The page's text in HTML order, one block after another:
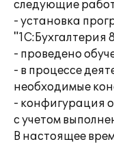
следующие
- установка
"1С:Бухгалтерия
- проведено
- в процессе
необходимые
- конфигурация
с учетом
В настоящее